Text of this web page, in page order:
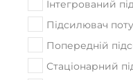
Інтегрований
Підсилювач
Попередній
Стаціонарний